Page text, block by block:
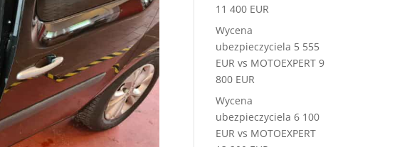
11 400 EUR
Wycena
ubezpieczyciela 5 555
EUR vs MOTOEXPERT 9
800 EUR
Wycena
ubezpieczyciela 6 100
EUR vs MOTOEXPERT